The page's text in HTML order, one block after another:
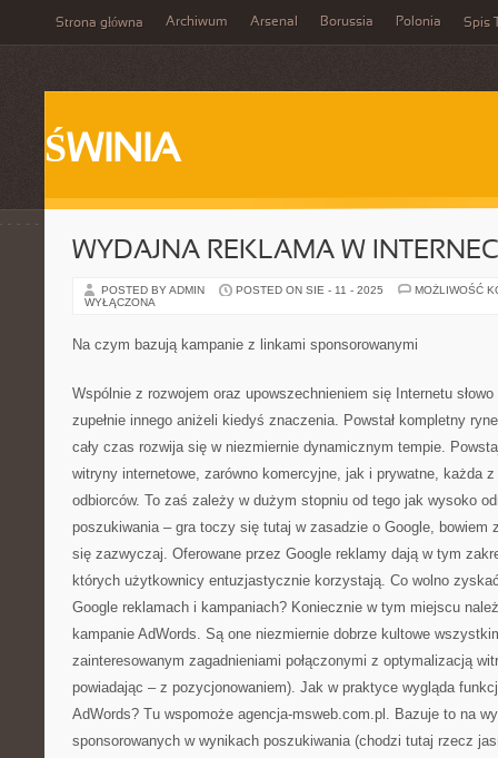
Strona główna Archiwum Arsenal Borussia Polonia Spis
ŚWINIA
WYDAJNA REKLAMA W
POSTED BY ADMIN POSTED ON SIE - 11 - 2025
MOŻLIWOŚĆ
WYŁĄCZONA
Na czym bazują kampanie z linkami sponsorowanymi
Wspólnie z rozwojem oraz upowszechnieniem się Internetu
zupełnie innego aniżeli kiedyś znaczenia. Powstał kompletny
cały czas rozwija się w niezmiernie dynamicznym tempie.
witryny internetowe, zarówno komercyjne, jak i prywatne, każda
odbiorców. To zaś zależy w dużym stopniu od tego jak wysoko
poszukiwania – gra toczy się tutaj w zasadzie o Google, bowiem
się zazwyczaj. Oferowane przez Google reklamy dają w tym
których użytkownicy entuzjastycznie korzystają. Co wolno
Google reklamach i kampaniach? Koniecznie w tym miejscu
kampanie AdWords. Są one niezmiernie dobrze kultowe
zainteresowanym zagadnieniami połączonymi z optymalizacją
powiadając – z pozycjonowaniem). Jak w praktyce wygląda
AdWords? Tu wspomoże agencja-msweb.com.pl. Bazuje to na
sponsorowanych w wynikach poszukiwania (chodzi tutaj rzecz